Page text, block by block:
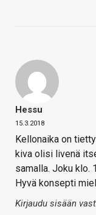
Hessu
15.3.2018
Kellonaika on
kiva olisi livenä
samalla. Joku klo.
Hyvä konsepti
Kirjaudu sisään